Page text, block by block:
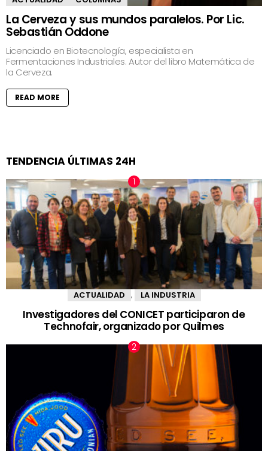
La Cerveza y sus mundos paralelos. Por Lic.
Sebastián Oddone
Licenciado en Biotecnología, especialista en
Fermentaciones Industriales. Autor del libro Matemática de
la Cerveza.
READ MORE
TENDENCIA ÚLTIMAS 24H
ACTUALIDAD LA INDUSTRIA
Investigadores del CONICET participaron de
Technofair, organizado por Quilmes